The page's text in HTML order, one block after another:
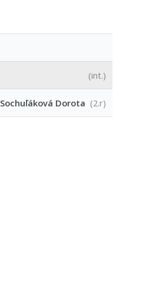
(int.)
Sochuľáková Dorota (2.r)